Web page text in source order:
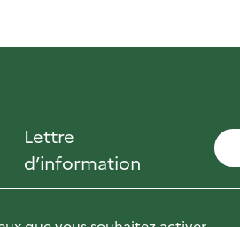
Lettre
d’information